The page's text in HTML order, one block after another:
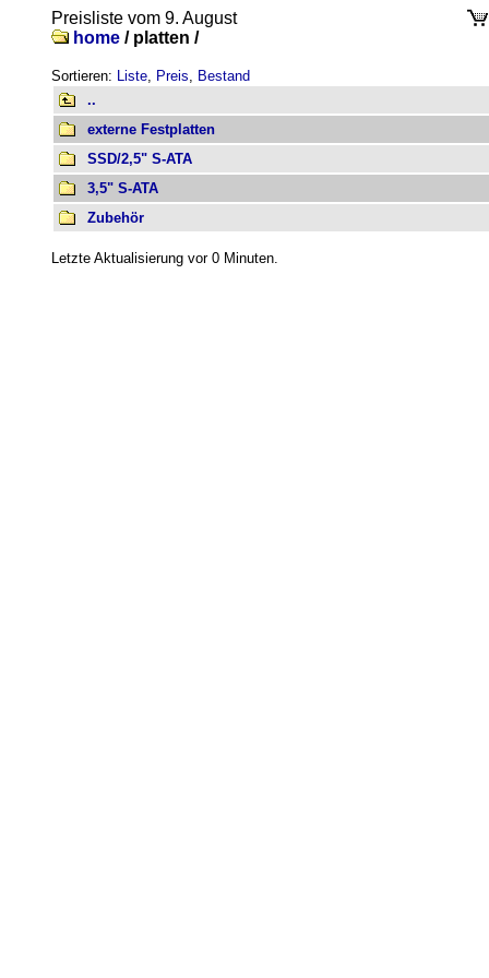
Preisliste vom 9. August
home / platten /
Sortieren: Liste, Preis, Bestand
..
externe Festplatten
SSD/2,5" S-ATA
3,5" S-ATA
Zubehör
Letzte Aktualisierung vor 0 Minuten.